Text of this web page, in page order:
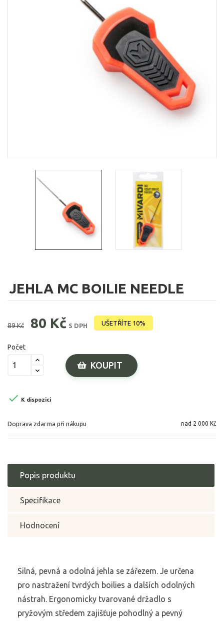
JEHLA MC BOILIE NEEDLE
89 Kč 80 Kč S DPH UŠETŘÍTE 10%
Počet
KOUPIT
 K dispozici
Doprava zdarma při nákupu nad 2 000 Kč
Popis produktu
Specifikace
Hodnocení
Silná, pevná a odolná jehla se zářezem. Je určena
pro nastražení tvrdých boilies a dalších odolných
nástrah. Ergonomicky tvarované držadlo s
pryžovým středem zajišťuje pohodlný a pevný